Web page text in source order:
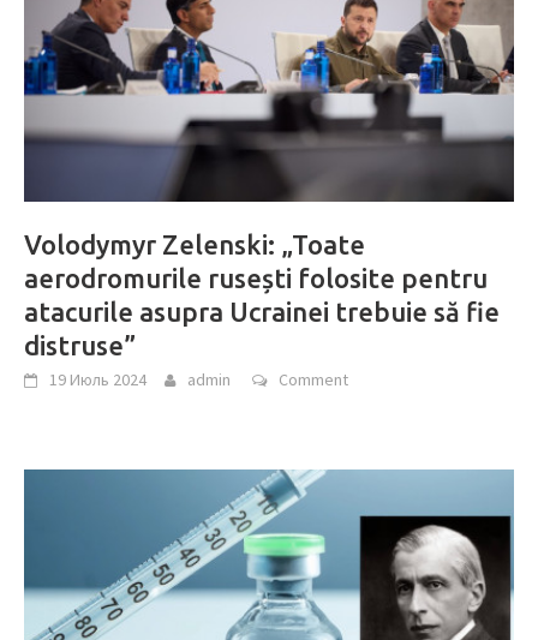
Volodymyr Zelenski: „Toate
aerodromurile rusești folosite pentru
atacurile asupra Ucrainei trebuie să fie
distruse”
19 Июль 2024 admin Comment